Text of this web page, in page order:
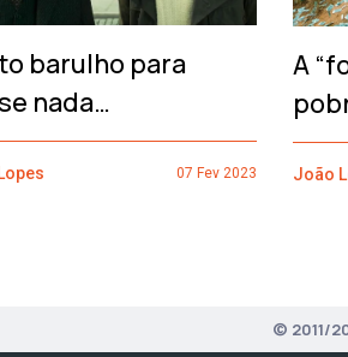
barulho para
nada…
07 Fev 2023
A
João
© 2011/